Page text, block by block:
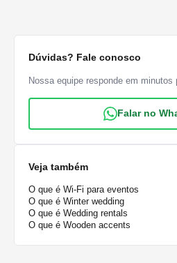
Dúvidas? Fale conosco
Nossa equipe responde em minutos
Falar no
Veja também
O que é Wi-Fi para eventos
O que é Winter wedding
O que é Wedding rentals
O que é Wooden accents